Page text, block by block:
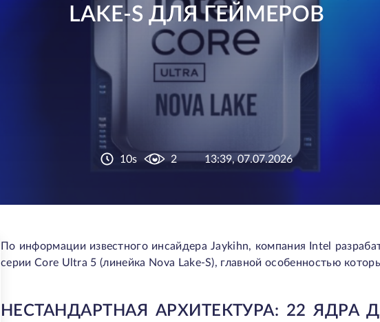
LAKE-S ДЛЯ ГЕЙМЕРОВ
10s 2 13:39, 07.07.2026
По информации известного инсайдера Jaykihn, компания Intel
серии Core Ultra 5 (линейка Nova Lake-S), главной особенностью
НЕСТАНДАРТНАЯ АРХИТЕКТУРА: 22 ЯДРА